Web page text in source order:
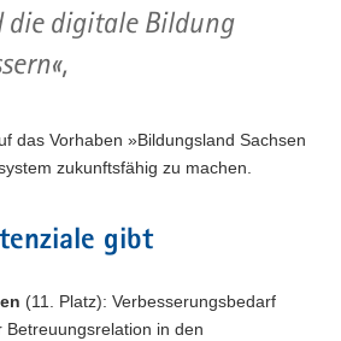
die digitale Bildung
das Vorhaben »Bildungsland Sachsen
zukunftsfähig zu machen.
gibt
(11. Platz): Verbesserungsbedarf
in den